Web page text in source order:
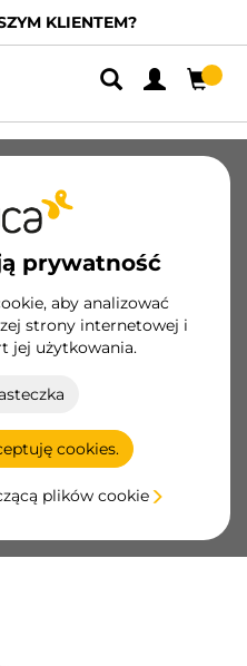
KLIENTEM?
prywatność
aby analizować
strony internetowej i
jej użytkowania.
cookies.
plików cookie
szaf Style 16,
Anodowany
produkty